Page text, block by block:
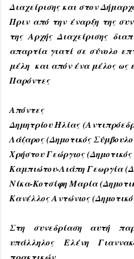
Διαχείρισης και στον
Πριν από την έναρξη της
της Αρχής Διαχείρισης
απαρτία γιατί σε σύνολο
μέλη και απόν ένα μέλος ως
Απόντες
Δημητρίου Ηλίας
Λάζαρος (Δημοτικός
Χρήστου Γεώργιος
Καμπιώτου-Λιάπη Γεωργία
Νίκα-Κοτσίφη Μαρία
Κανέλλος Αντώνιος
Στη συνεδρίαση αυτή
υπάλληλος Ελένη